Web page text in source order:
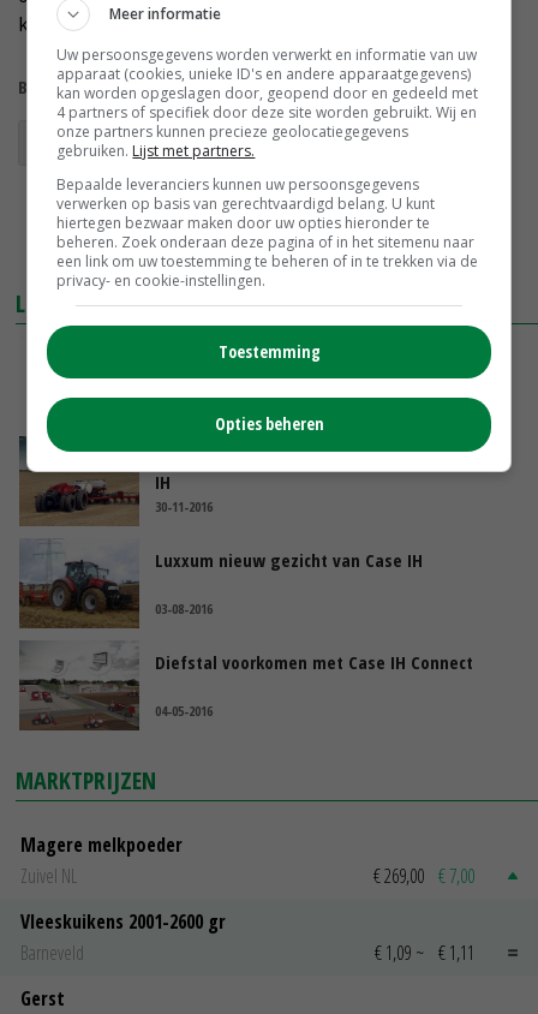
kilometer per uur.
Bekijk meer over:
Case IH
LEES OOK
Jarige Case IH komt met speciale Puma
Sima-zilver voor autonome trekker van Case
IH
30-11-2016
Luxxum nieuw gezicht van Case IH
03-08-2016
Diefstal voorkomen met Case IH Connect
04-05-2016
MARKTPRIJZEN
Magere melkpoeder
Zuivel NL
€ 269,00 € 7,00
Vleeskuikens 2001-2600 gr
Barneveld
€ 1,09 ~ € 1,11
Gerst
Meer informatie
Uw persoonsgegevens worden verwerkt en informatie van uw
apparaat (cookies, unieke ID's en andere apparaatgegevens)
kan worden opgeslagen door, geopend door en gedeeld met
4 partners of specifiek door deze site worden gebruikt. Wij en
onze partners kunnen precieze geolocatiegegevens
gebruiken. Lijst met partners.
Bepaalde leveranciers kunnen uw persoonsgegevens
verwerken op basis van gerechtvaardigd belang. U kunt
hiertegen bezwaar maken door uw opties hieronder te
beheren. Zoek onderaan deze pagina of in het sitemenu naar
een link om uw toestemming te beheren of in te trekken via de
privacy- en cookie-instellingen.
Toestemming
Opties beheren